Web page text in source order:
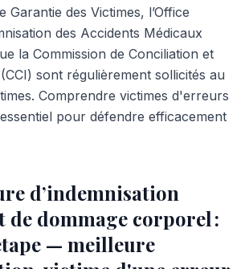
Garantie des Victimes, l’Office
des Accidents Médicaux
la Commission de Conciliation et
sont régulièrement sollicités au
Comprendre victimes d'erreurs
pour défendre efficacement
d’indemnisation
de dommage corporel :
— meilleure